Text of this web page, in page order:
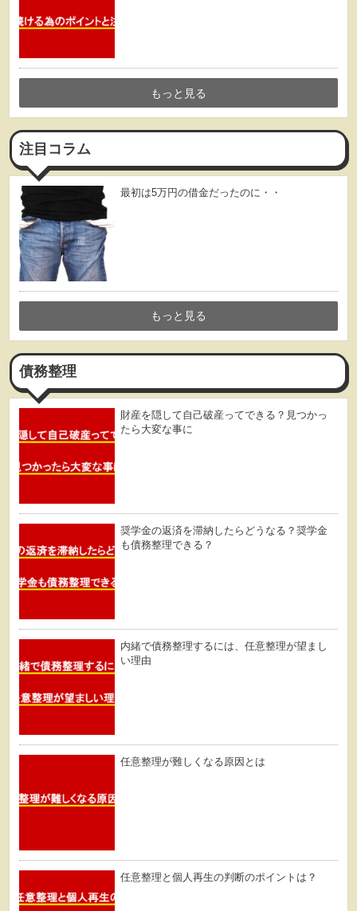
もっと見る
注目コラム
最初は5万円の借金だったのに・・
もっと見る
債務整理
財産を隠して自己破産ってできる？見つかっ
たら大変な事に
奨学金の返済を滞納したらどうなる？奨学金
も債務整理できる？
内緒で債務整理するには、任意整理が望まし
い理由
任意整理が難しくなる原因とは
任意整理と個人再生の判断のポイントは？